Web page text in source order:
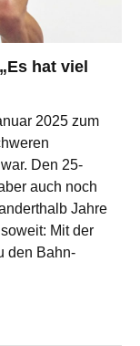
hat viel
2025 zum
Den 25-
auch noch
Jahre
Mit der
den Bahn-